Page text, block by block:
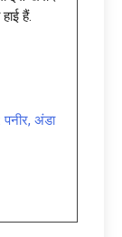
हैं.
अंडा